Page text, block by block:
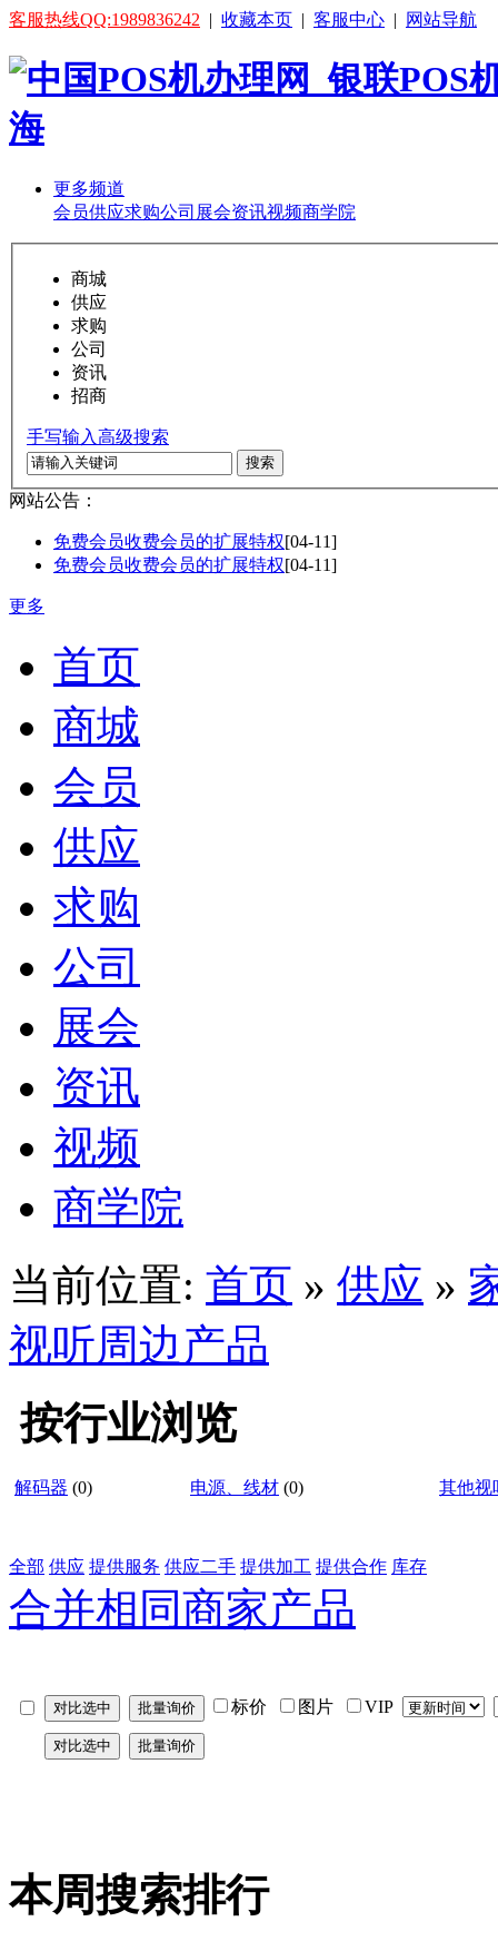
客服热线QQ:1989836242 | 收藏本页 | 客服中心 | 网站导航
更多频道
会员供应求购公司 展会资讯视频商学院
商城
供应
求购
公司
资讯
招商
手写输入高级搜索
搜索
网站公告：
免费会员收费会员的扩展特权[04-11]
免费会员收费会员的扩展特权[04-11]
更多
首页
商城
会员
供应
求购
公司
展会
资讯
视频
商学院
当前位置: 首页 » 供应 »
视听周边产品
按行业浏览
解码器 (0) 电源、线材 (0) 其他视
全部 供应 提供服务 供应二手 提供加工 提供合作 库存
合并相同商家产品
标价 图片 VIP
本周搜索排行